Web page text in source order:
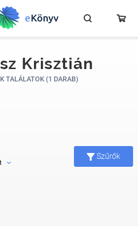
Krisztián
TALÁLATOK (1 DARAB)
Szűrők